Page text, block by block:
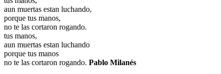
aun muertas estan luchando,
porque tus manos,
no te las cortaron rogando.
tus manos,
aun muertas estan luchando
porque tus manos
no te las cortaron rogando. Pablo Milanés